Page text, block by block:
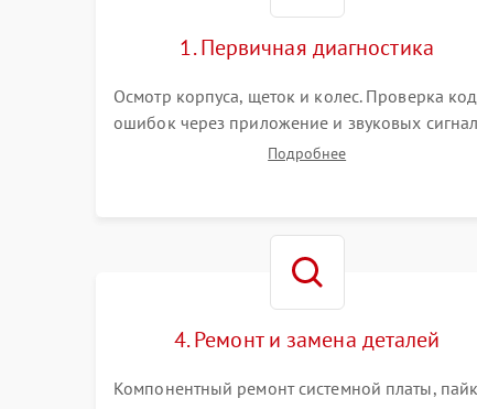
Программные сбои
1. Первичная диагностика
Осмотр корпуса, щеток и колес. Проверка
ошибок через приложение и звуковых
Замер емкости аккумулятора и тестирование
Подробнее
4. Ремонт и замена деталей
Компонентный ремонт системной платы,